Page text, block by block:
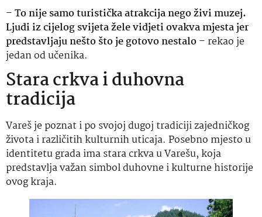
–To nije samo turistička atrakcija nego živi muzej.
Ljudi iz cijelog svijeta žele vidjeti ovakva mjesta jer
predstavljaju nešto što je gotovo nestalo– rekao je
jedan od učenika.
Stara crkva i duhovna
tradicija
Vareš je poznat i po svojoj dugoj tradiciji zajedničkog
života i različitih kulturnih uticaja. Posebno mjesto u
identitetu grada ima stara crkva u Varešu, koja
predstavlja važan simbol duhovne i kulturne historije
ovog kraja.